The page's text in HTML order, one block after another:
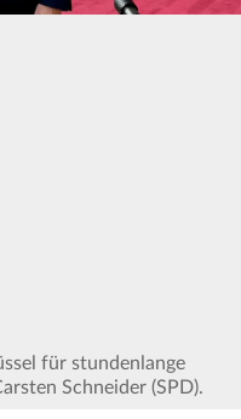
für stundenlange
Schneider (SPD).